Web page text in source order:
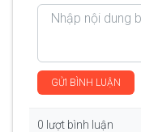
GỬI BÌNH LUẬN
0 lượt bình luận